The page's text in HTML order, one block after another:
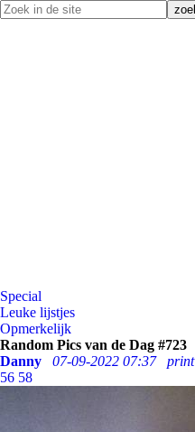
Special
Leuke lijstjes
Opmerkelijk
Random Pics van de Dag #723
Danny
07-09-2022 07:37
print
56 58